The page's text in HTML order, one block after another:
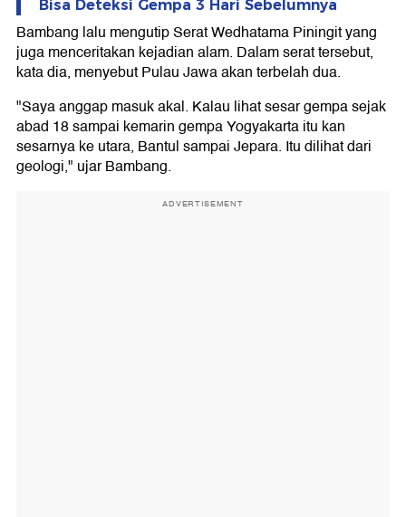
Bisa Deteksi Gempa 3 Hari Sebelumnya
Bambang lalu mengutip Serat Wedhatama Piningit yang
juga menceritakan kejadian alam. Dalam serat tersebut,
kata dia, menyebut Pulau Jawa akan terbelah dua.
"Saya anggap masuk akal. Kalau lihat sesar gempa sejak
abad 18 sampai kemarin gempa Yogyakarta itu kan
sesarnya ke utara, Bantul sampai Jepara. Itu dilihat dari
geologi," ujar Bambang.
ADVERTISEMENT